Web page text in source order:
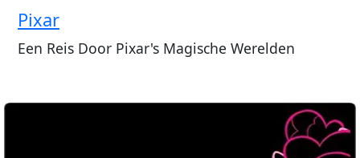
Pixar
Een Reis Door Pixar's Magische Werelden